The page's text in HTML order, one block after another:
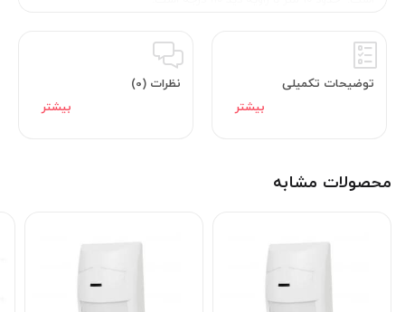
توضیحات تکمیلی نظرات (0)
محصولات مشابه